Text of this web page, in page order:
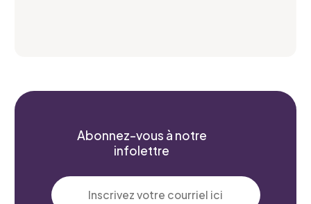
Abonnez-vous à notre
infolettre